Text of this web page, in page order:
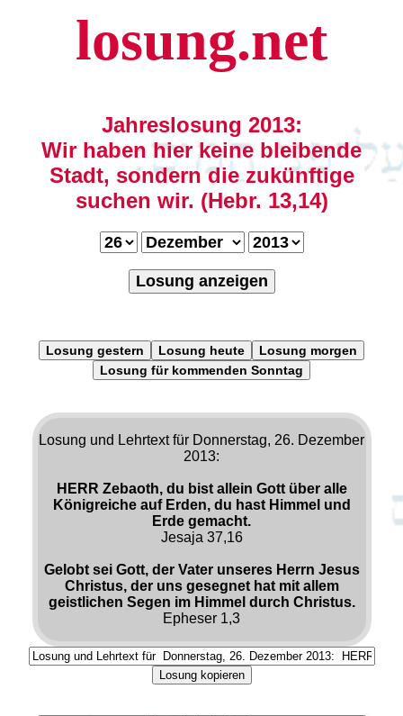
losung.net
Jahreslosung 2013:
Wir haben hier keine bleibende
Stadt, sondern die zukünftige
suchen wir. (Hebr. 13,14)
Losung anzeigen
Losung gestern Losung heute
Losung morgen
Losung für kommenden Sonntag
Losung und Lehrtext für Donnerstag, 26. Dezember
2013:
HERR Zebaoth, du bist allein Gott über alle
Königreiche auf Erden, du hast Himmel und
Erde gemacht.
Jesaja 37,16
Gelobt sei Gott, der Vater unseres Herrn Jesus
Christus, der uns gesegnet hat mit allem
geistlichen Segen im Himmel durch Christus.
Epheser 1,3
Losung kopieren